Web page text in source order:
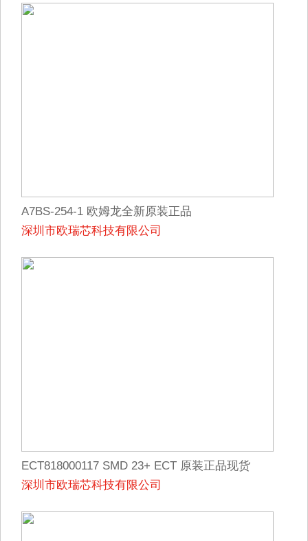
A7BS-254-1 欧姆龙全新原装正品
深圳市欧瑞芯科技有限公司
ECT818000117 SMD 23+ ECT 原装正品现货
深圳市欧瑞芯科技有限公司